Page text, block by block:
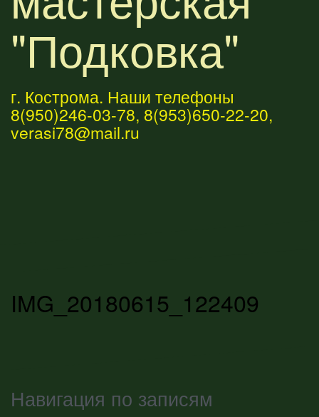
"Подковка"
г. Кострома. Наши телефоны
8(950)246-03-78, 8(953)650-22-20,
verasi78@mail.ru
IMG_20180615_122409
Навигация по записям